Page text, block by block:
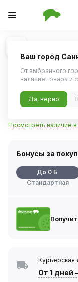
1/1
Шина зимняя
225/55 R17
Нет в наличии
Нет в наличии
Код товара:1058272
Артикул:1019953
Посмотреть наличие в
Бонусы за
До 0 Б
Стандартная
Курьерская
От 1 дней
Ваш город
От выбранного
наличие товара и
Да, верно